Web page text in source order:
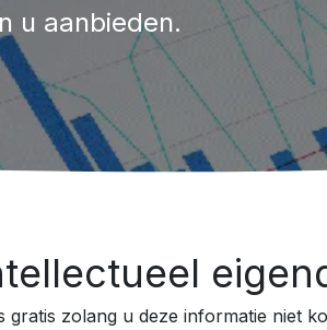
u aanbieden.
gratis zolang u deze informatie niet